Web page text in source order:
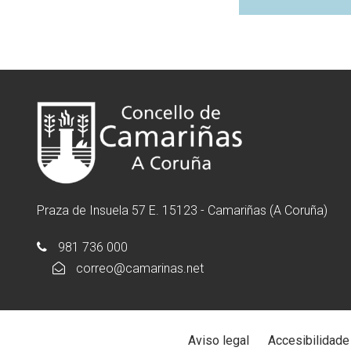
Praza de Insuela 57 E. 15123 - Camariñas (A Coruña)
981 736 000
correo@camarinas.net
Aviso legal Accesibilidade